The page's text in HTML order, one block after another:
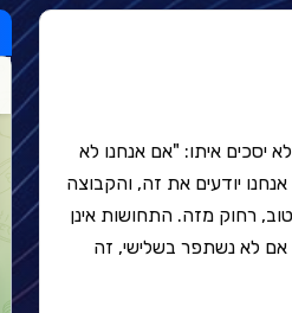
יסכים איתו: "אם אנחנו לא
יודעים את זה, והקבוצה
רחוק מזה. התחושות אינן
אם לא נשתפר בשלישי, זה